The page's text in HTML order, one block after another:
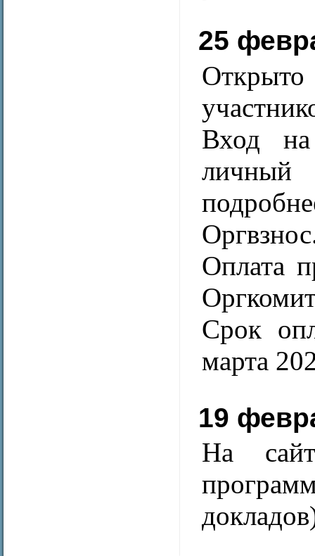
25
Вход на
личный
Оплата
Срок
марта
19
На